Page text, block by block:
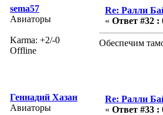
sema57
Авиаторы
Karma: +2/-0
Offline
Re: Ралли
« Ответ #32 :
Обеспечим
Геннадий Хазан
Авиаторы
Re: Ралли
« Ответ #33 :